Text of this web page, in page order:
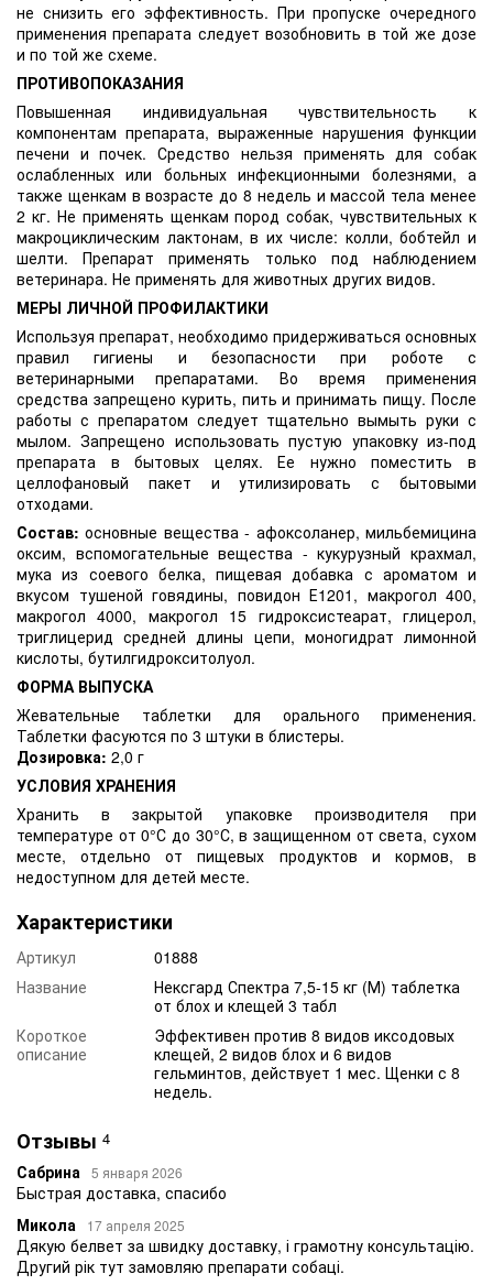
не снизить его эффективность. При пропуске очередного
применения препарата следует возобновить в той же дозе
и по той же схеме.
ПРОТИВОПОКАЗАНИЯ
Повышенная индивидуальная чувствительность к
компонентам препарата, выраженные нарушения функции
печени и почек. Средство нельзя применять для собак
ослабленных или больных инфекционными болезнями, а
также щенкам в возрасте до 8 недель и массой тела менее
2 кг. Не применять щенкам пород собак, чувствительных к
макроциклическим лактонам, в их числе: колли, бобтейл и
шелти. Препарат применять только под наблюдением
ветеринара. Не применять для животных других видов.
МЕРЫ ЛИЧНОЙ ПРОФИЛАКТИКИ
Используя препарат, необходимо придерживаться основных
правил гигиены и безопасности при роботе с
ветеринарными препаратами. Во время применения
средства запрещено курить, пить и принимать пищу. После
работы с препаратом следует тщательно вымыть руки с
мылом. Запрещено использовать пустую упаковку из-под
препарата в бытовых целях. Ее нужно поместить в
целлофановый пакет и утилизировать с бытовыми
отходами.
Состав:основные вещества - афоксоланер, мильбемицина
оксим, вспомогательные вещества - кукурузный крахмал,
мука из соевого белка, пищевая добавка с ароматом и
вкусом тушеной говядины, повидон Е1201, макрогол 400,
макрогол 4000, макрогол 15 гидроксистеарат, глицерол,
триглицерид средней длины цепи, моногидрат лимонной
кислоты, бутилгидрокситолуол.
ФОРМА ВЫПУСКА
Жевательные таблетки для орального применения.
Таблетки фасуются по 3 штуки в блистеры.
Дозировка: 2,0 г
УСЛОВИЯ ХРАНЕНИЯ
Хранить в закрытой упаковке производителя при
температуре от 0°С до 30°С, в защищенном от света, сухом
месте, отдельно от пищевых продуктов и кормов, в
недоступном для детей месте.
Характеристики
Артикул
01888
Название
Нексгард Спектра 7,5-15 кг (М) таблетка
от блох и клещей 3 табл
Короткое
описание
Эффективен против 8 видов иксодовых
клещей, 2 видов блох и 6 видов
гельминтов, действует 1 мес. Щенки с 8
недель.
Отзывы 4
Сабрина 5 января 2026
Быстрая доставка, спасибо
Микола
17 апреля 2025
Дякую белвет за швидку доставку, і грамотну консультацію.
Другий рік тут замовляю препарати собаці.